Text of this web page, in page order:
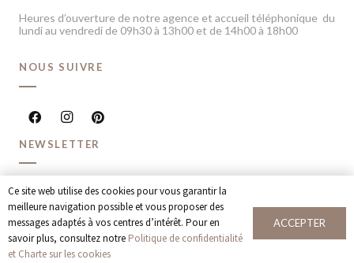
Heures d’ouverture de notre agence et accueil téléphonique du
lundi au vendredi de 09h30 à 13h00 et de 14h00 à 18h00
NOUS SUIVRE
NEWSLETTER
Recevoir chaque mois nos dernières inspirations voyage et
offres spéciales
JE M’INSCRIS
Ce site web utilise des cookies pour vous garantir la
meilleure navigation possible et vous proposer des
messages adaptés à vos centres d’intérêt. Pour en
savoir plus, consultez notre Politique de confidentialité
et Charte sur les cookies
ACCEPTER